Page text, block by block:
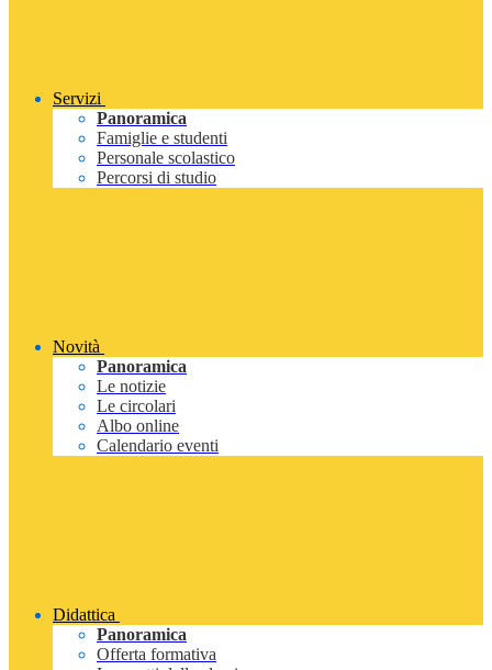
Servizi
Panoramica
Famiglie e studenti
Personale scolastico
Percorsi di studio
Novità
Panoramica
Le notizie
Le circolari
Albo online
Calendario eventi
Didattica
Panoramica
Offerta formativa